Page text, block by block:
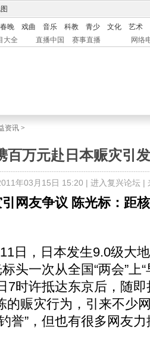
春晚 戏曲 音乐 科教 青少 文化
艺术
大全 直播中国 赛事直播 网络
资讯 >
百万元赴日本赈灾引
年03月15日 15:20 | 进入复兴论坛|
网友争议 陈光标：距
，日本发生9.0级大
头一次从全国“两会”上
7时许抵达东京后，随
的赈灾行为，引来不少
誉”，但也有很多网友